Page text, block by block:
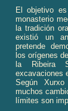
El objetivo
monasterio
la tradición
existió un
pretende
los orígenes
la Ribeira
excavaciones
Según
muchos
límites son